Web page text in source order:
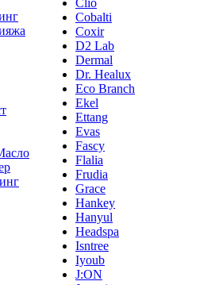
Clio
Cobalti
Coxir
D2 Lab
Dermal
Dr. Healux
Eco Branch
Ekel
Ettang
Evas
Fascy
Flalia
Frudia
Grace
Hankey
Hanyul
Headspa
Isntree
Iyoub
J:ON